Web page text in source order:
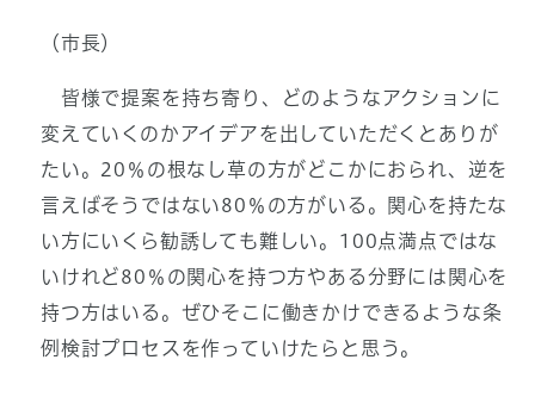
（市長）
皆様で提案を持ち寄り、どのようなアクションに
変えていくのかアイデアを出していただくとありが
たい。20％の根なし草の方がどこかにおられ、逆を
言えばそうではない80％の方がいる。関心を持たな
い方にいくら勧誘しても難しい。100点満点ではな
いけれど80％の関心を持つ方やある分野には関心を
持つ方はいる。ぜひそこに働きかけできるような条
例検討プロセスを作っていけたらと思う。